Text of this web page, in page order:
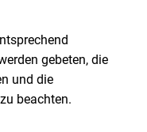
gebeten, die
und die
beachten.